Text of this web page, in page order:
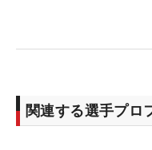
関連する選手プロ